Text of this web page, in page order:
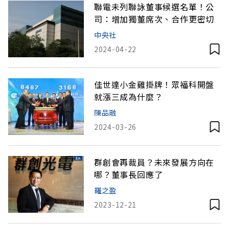
聯電未列聯詠董事候選名單！公
司：增加獨董席次、合作更密切
中央社
2024-04-22
佳世達小金雞掛牌！眾福科開盤
就漲三成為什麼？
陳品融
2024-03-26
群創會再裁員？未來發展方向在
哪？董事長回應了
羅之盈
2023-12-21